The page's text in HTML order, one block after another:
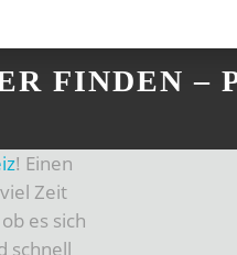
FINDEN –
! Einen
Zeit
es sich
schnell